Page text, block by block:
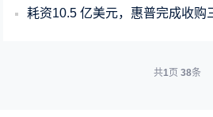
耗资10.5 亿美元，惠普完成收购三
共1页 38条